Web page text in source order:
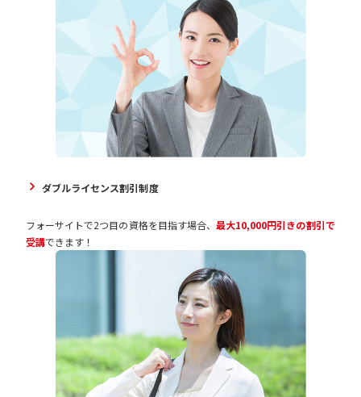
ダブルライセンス割引制度
フォーサイトで2つ目の資格を目指す場合、 最大10,000円引きの割引で
受講できます！